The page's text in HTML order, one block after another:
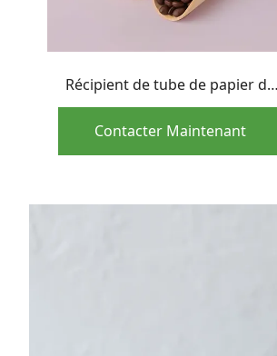
Récipient de tube de papier de
cylindre de papier d'emballage
d'impression de sérigraphie
pour le thé de café
Contacter Maintenant